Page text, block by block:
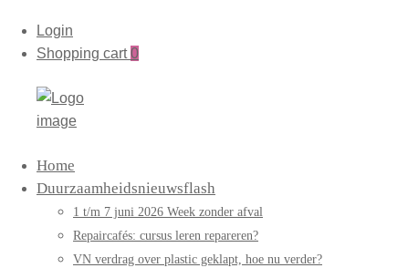
Login
Shopping cart 0
again
Primary
Menu
Home
Duurzaamheidsnieuwsflash
1 t/m 7 juni 2026 Week zonder afval
Repaircafés: cursus leren repareren?
VN verdrag over plastic geklapt, hoe nu verder?